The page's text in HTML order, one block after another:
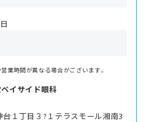
業時間が異なる場合がございます。
イサイド眼科
台１丁目３?１テラスモール湘南3